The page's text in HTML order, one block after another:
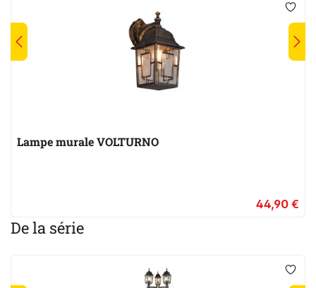
Lampe murale VOLTURNO
44,90 €
De la série